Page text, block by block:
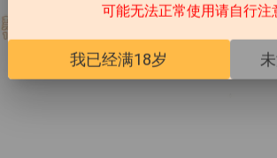
可能无法正常使用请自行注
我已经满18岁